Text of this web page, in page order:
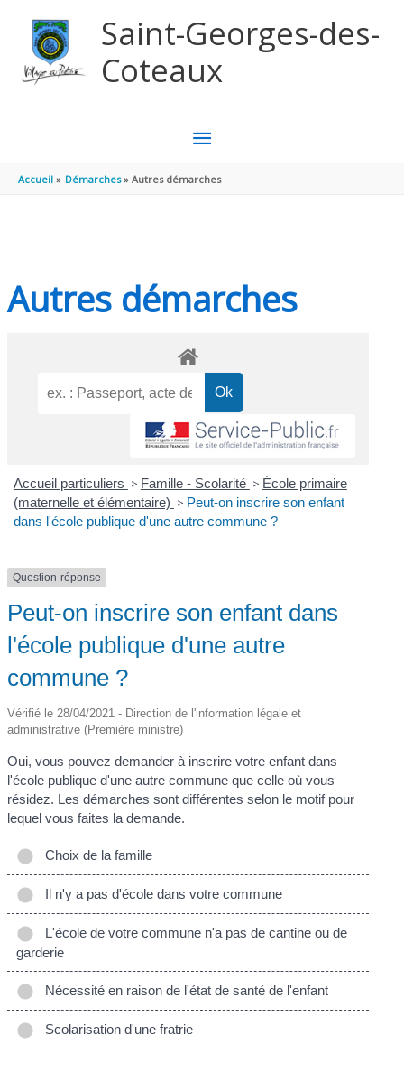
Saint-Georges-des-
Coteaux
MENU
PRINCIPAL
Accueil Démarches Autres démarches
Autres démarches
Accueil particuliers > Famille - Scolarité > École primaire
(maternelle et élémentaire) > Peut-on inscrire son enfant
dans l'école publique d'une autre commune ?
Question-réponse
Peut-on inscrire son enfant dans
l'école publique d'une autre
commune ?
Vérifié le 28/04/2021 - Direction de l'information légale et
administrative (Première ministre)
Oui, vous pouvez demander à inscrire votre enfant dans
l'école publique d'une autre commune que celle où vous
résidez. Les démarches sont différentes selon le motif pour
lequel vous faites la demande.
Choix de la famille
Il n'y a pas d'école dans votre commune
L'école de votre commune n'a pas de cantine ou de
garderie
Nécessité en raison de l'état de santé de l'enfant
Scolarisation d'une fratrie